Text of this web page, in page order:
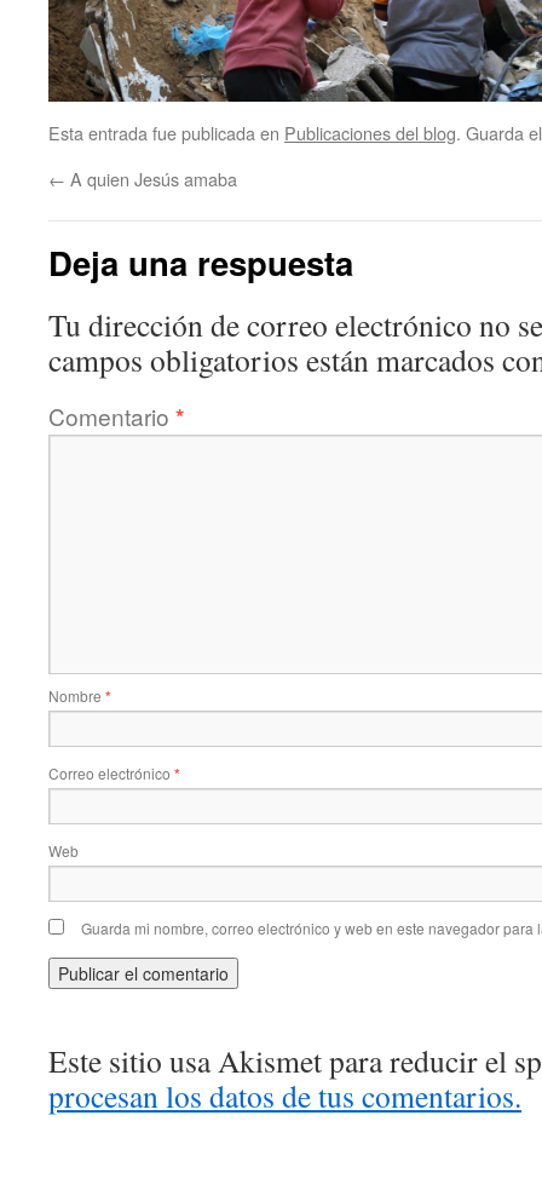
Esta entrada fue publicada en Publicaciones del blog. Guarda
← A quien Jesús amaba
Deja una respuesta
Tu dirección de correo electrónico no
campos obligatorios están marcados
Comentario *
Nombre *
Correo electrónico *
Web
Guarda mi nombre, correo electrónico y web en este navegador para
Este sitio usa Akismet para reducir el
procesan los datos de tus comentarios.